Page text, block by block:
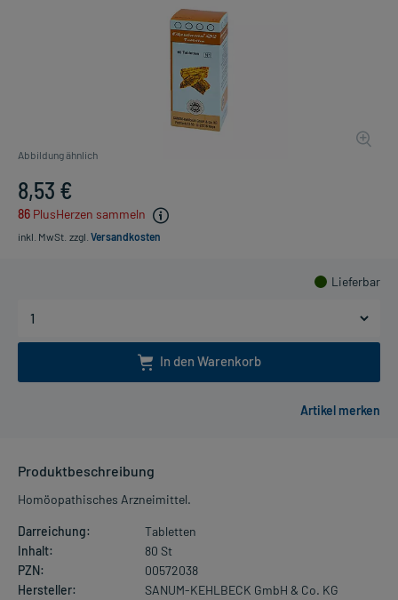
Abbildung ähnlich
8,53 €
86 PlusHerzen sammeln
inkl. MwSt. zzgl. Versandkosten
Lieferbar
In den Warenkorb
Produktbeschreibung
Homöopathisches Arzneimittel.
Darreichung:
Tabletten
Inhalt:
80 St
PZN:
00572038
Hersteller:
SANUM-KEHLBECK GmbH & Co. KG